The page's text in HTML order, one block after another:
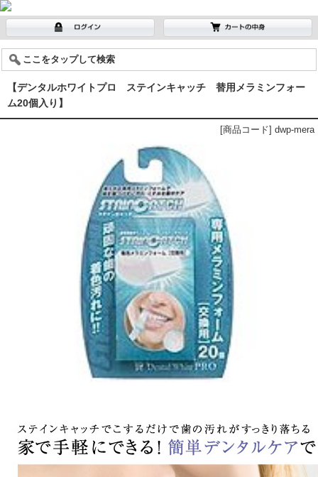
ここをタップして検索
【デンタルホワイトプロ ステインキャッチ 替用メラミンフォー
ム20個入り】
[商品コード] dwp-mera